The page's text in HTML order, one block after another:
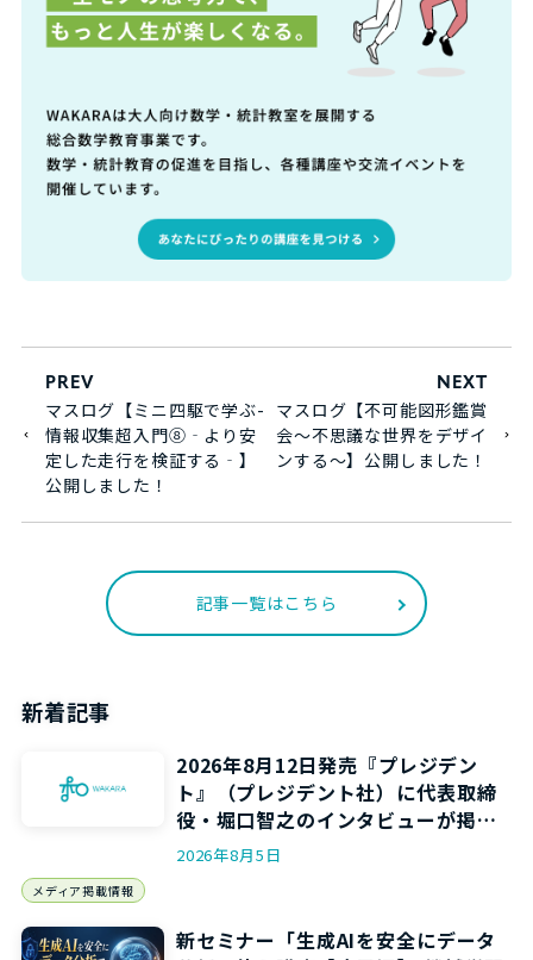
PREV
マスログ【ミニ四駆で学ぶ-
情報収集超入門⑧‐より安
定した走行を検証する‐】
公開しました！
NEXT
マスログ【不可能図形鑑賞
会～不思議な世界をデザイ
ンする～】公開しました！
記事一覧はこちら
新着記事
2026年8月12日発売『プレジデン
ト』（プレジデント社）に代表取締
役・堀口智之のインタビューが掲載
されます
2026年8月5日
メディア掲載情報
新セミナー「生成AIを安全にデータ